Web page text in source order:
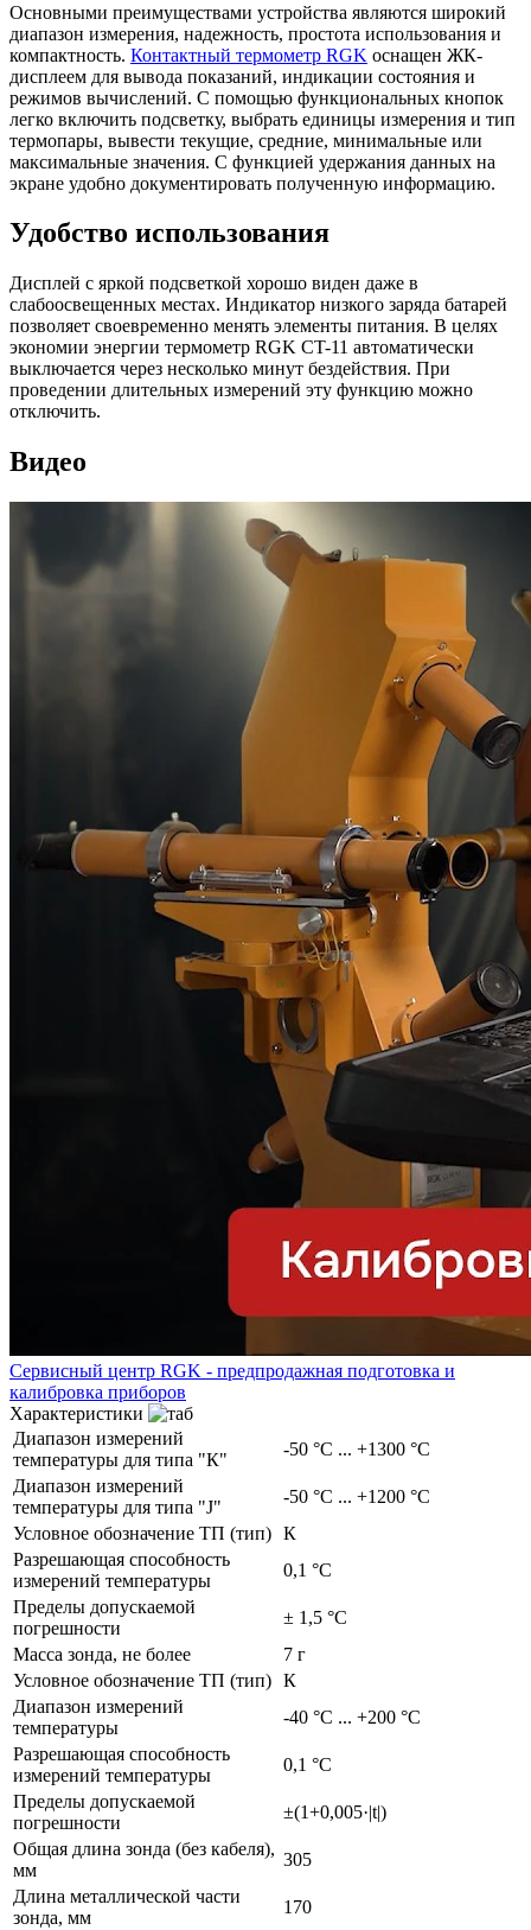
Основными преимуществами устройства являются широкий
диапазон измерения, надежность, простота использования и
компактность. Контактный термометр RGK оснащен ЖК-
дисплеем для вывода показаний, индикации состояния и
режимов вычислений. С помощью функциональных кнопок
легко включить подсветку, выбрать единицы измерения и тип
термопары, вывести текущие, средние, минимальные или
максимальные значения. С функцией удержания данных на
экране удобно документировать полученную информацию.
Удобство использования
Дисплей с яркой подсветкой хорошо виден даже в
слабоосвещенных местах. Индикатор низкого заряда батарей
позволяет своевременно менять элементы питания. В целях
экономии энергии термометр RGK CT-11 автоматически
выключается через несколько минут бездействия. При
проведении длительных измерений эту функцию можно
отключить.
Видео
Сервисный центр RGK - предпродажная подготовка и
калибровка приборов
Характеристики
Диапазон измерений
температуры для типа "К"
-50 °С ... +1300 °С
Диапазон измерений
температуры для типа "J"
-50 °С ... +1200 °С
Условное обозначение ТП (тип) К
Разрешающая способность
измерений температуры
0,1 °С
Пределы допускаемой
погрешности
± 1,5 °C
Масса зонда, не более
7 г
Условное обозначение ТП (тип) К
Диапазон измерений
температуры
-40 °С ... +200 °С
Разрешающая способность
измерений температуры
0,1 °С
Пределы допускаемой
погрешности
±(1+0,005·|t|)
Общая длина зонда (без кабеля),
мм
305
Длина металлической части
зонда, мм
170